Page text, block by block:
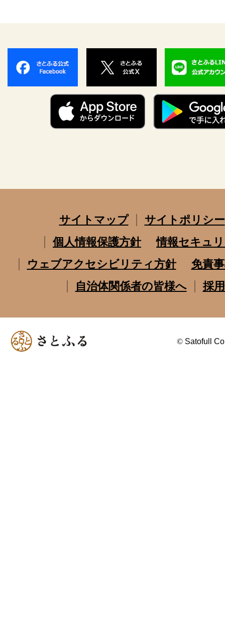
サイトマップ
サイトポリシー
個人情報保護方針
情報セキュ
ウェブアクセシビリティ方針
免責
自治体関係者の皆様へ
採
© Satofull